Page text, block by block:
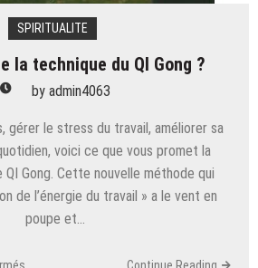
SPIRITUALITE
la technique du QI Gong ?
by admin4063
gérer le stress du travail, améliorer sa
voici ce que vous promet la
QI Gong. Cette nouvelle méthode qui
de l’énergie du travail » a le vent en
poupe et…